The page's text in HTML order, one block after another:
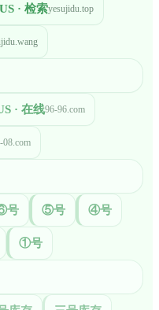
US · 检索yesujidu.top
· 在线96-96.com
08.com
号 ⑤号 ④号
①号